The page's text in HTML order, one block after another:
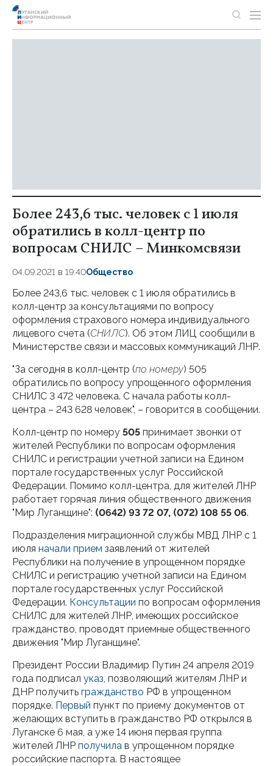
Более 243,6 тыс. человек с 1 июля
обратились в колл-центр по
вопросам СНИЛС – Минкомсвязи
04.09.2021 в 19:40Общество
Более 243,6 тыс. человек с 1 июля обратились в
колл-центр за консультациями по вопросу
оформления страхового номера индивидуального
лицевого счета (СНИЛС). Об этом ЛИЦ сообщили в
Министерстве связи и массовых коммуникаций ЛНР.
"За сегодня в колл-центр (по номеру) 505
обратились по вопросу упрощенного оформления
СНИЛС 3 472 человека. С начала работы колл-
центра – 243 628 человек", – говорится в сообщении.
Колл-центр по номеру 505 принимает звонки от
жителей Республики по вопросам оформления
СНИЛС и регистрации учетной записи на Едином
портале государственных услуг Российской
Федерации. Помимо колл-центра, для жителей ЛНР
работает горячая линия общественного движения
"Мир Луганщине": (0642) 93 72 07, (072) 108 55 06.
Подразделения миграционной службы МВД ЛНР с 1
июля начали прием заявлений от жителей
Республики на получение в упрощенном порядке
СНИЛС и регистрацию учетной записи на Едином
портале государственных услуг Российской
Федерации. Консультации по вопросам оформления
СНИЛС для жителей ЛНР, имеющих российское
гражданство, проводят приемные общественного
движения "Мир Луганщине".
Президент России Владимир Путин 24 апреля 2019
года подписал указ, позволяющий жителям ЛНР и
ДНР получить гражданство РФ в упрощенном
порядке. Первый пункт по приему документов от
желающих вступить в гражданство РФ открылся в
Луганске 6 мая, а уже 14 июня первая группа
жителей ЛНР получила в упрощенном порядке
российские паспорта. В настоящее